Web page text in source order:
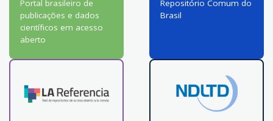
Portal brasileiro de
publicações e dados
científicos em acesso
aberto
Repositório Comum do
Brasil